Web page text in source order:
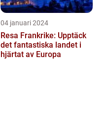
04 januari 2024
Resa Frankrike: Upptäck
det fantastiska landet i
hjärtat av Europa